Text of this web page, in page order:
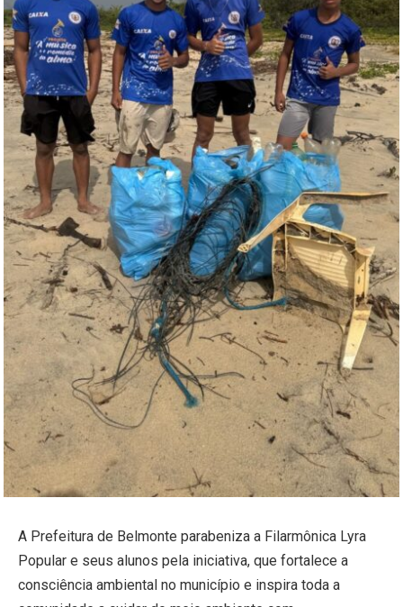
A Prefeitura de Belmonte parabeniza a Filarmônica Lyra
Popular e seus alunos pela iniciativa, que fortalece a
consciência ambiental no município e inspira toda a